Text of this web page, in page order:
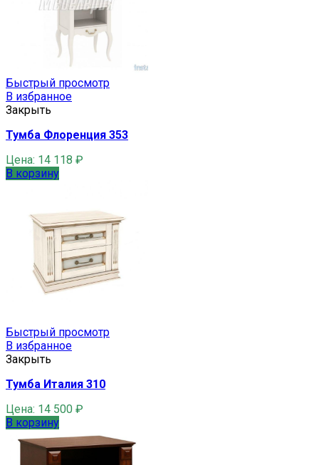
Быстрый просмотр
В избранное
Закрыть
Тумба Флоренция 353
Цена: 14 118 ₽
В корзину
Быстрый просмотр
В избранное
Закрыть
Тумба Италия 310
Цена: 14 500 ₽
В корзину